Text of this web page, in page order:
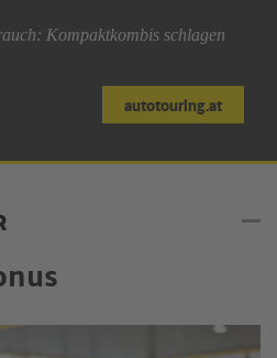
Kompaktkombis schlagen
autotouring.at